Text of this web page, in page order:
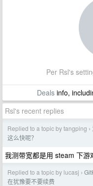
Per Rsl's
Dealsinfo,
Rsl's recent replies
Replied to a topic by tangping ›
这么快呢？
我测带宽都是用 steam 下游
Replied to a topic by lucasj ›
在犹豫要不要续费